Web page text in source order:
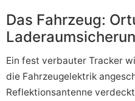
Das Fahrzeug:
Ein fest verbauter Tracker
die Fahrzeugelektrik
Reflektionsantenne